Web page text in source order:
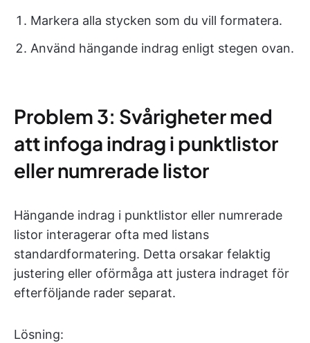
Markera alla stycken som du vill formatera.
Använd hängande indrag enligt stegen ovan.
Problem 3: Svårigheter med
att infoga indrag i punktlistor
eller numrerade listor
Hängande indrag i punktlistor eller numrerade
listor interagerar ofta med listans
standardformatering. Detta orsakar felaktig
justering eller oförmåga att justera indraget för
efterföljande rader separat.
Lösning: